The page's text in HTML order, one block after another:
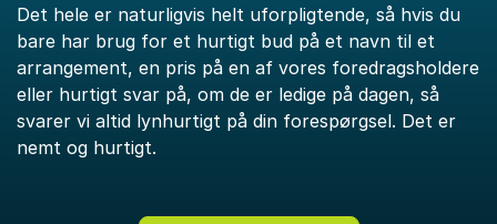
Det hele er naturligvis helt uforpligtende, så hvis du
bare har brug for et hurtigt bud på et navn til et
arrangement, en pris på en af vores foredragsholdere
eller hurtigt svar på, om de er ledige på dagen, så
svarer vi altid lynhurtigt på din forespørgsel. Det er
nemt og hurtigt.